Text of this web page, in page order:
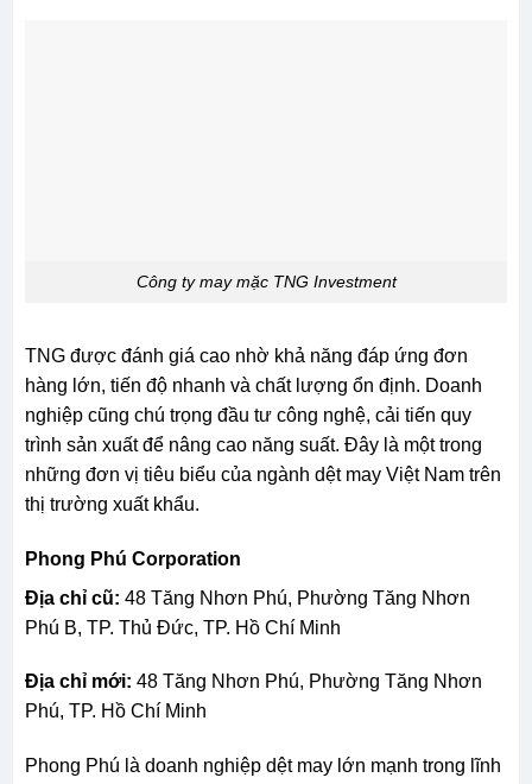
Công ty may mặc TNG Investment
TNG được đánh giá cao nhờ khả năng đáp ứng đơn
hàng lớn, tiến độ nhanh và chất lượng ổn định. Doanh
nghiệp cũng chú trọng đầu tư công nghệ, cải tiến quy
trình sản xuất để nâng cao năng suất. Đây là một trong
những đơn vị tiêu biểu của ngành dệt may Việt Nam trên
thị trường xuất khẩu.
Phong Phú Corporation
Địa chỉ cũ: 48 Tăng Nhơn Phú, Phường Tăng Nhơn
Phú B, TP. Thủ Đức, TP. Hồ Chí Minh
Địa chỉ mới: 48 Tăng Nhơn Phú, Phường Tăng Nhơn
Phú, TP. Hồ Chí Minh
Phong Phú là doanh nghiệp dệt may lớn mạnh trong lĩnh